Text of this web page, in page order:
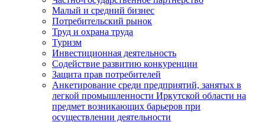
Малый и средний бизнес
Потребительский рынок
Труд и охрана труда
Туризм
Инвестиционная деятельность
Содействие развитию конкуренции
Защита прав потребителей
Анкетирование среди предприятий, занятых в
легкой промышленности Иркутской области на
предмет возникающих барьеров при
осуществлении деятельности